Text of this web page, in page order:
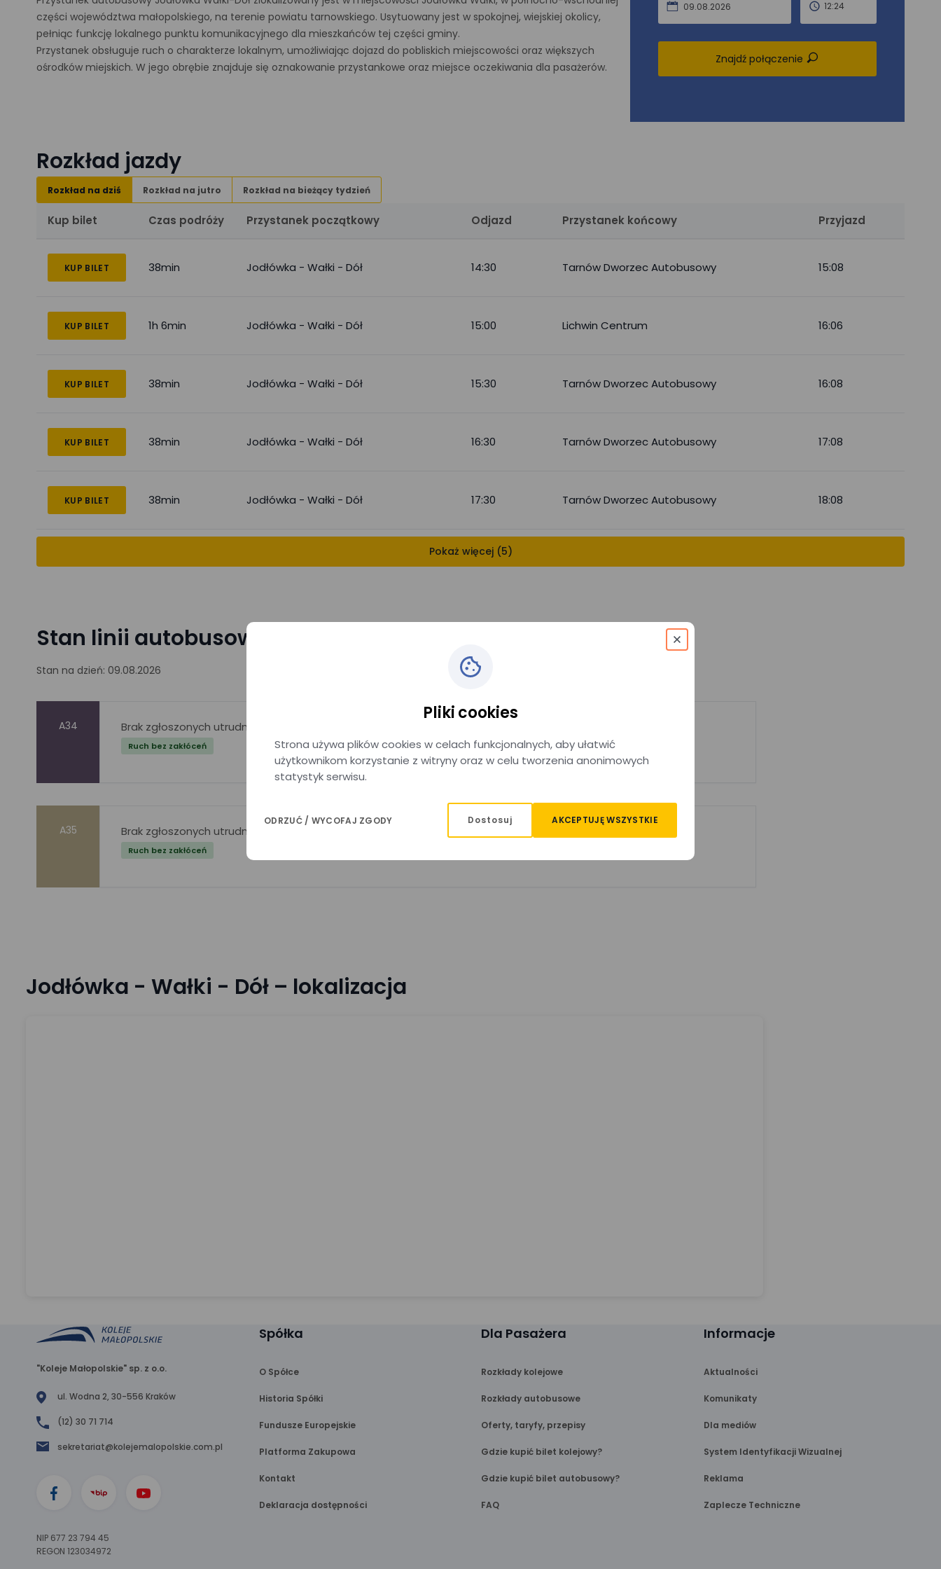
części województwa małopolskiego, na terenie powiatu tarnowskiego. Usytuowany jest w spokojnej, wiejskiej okolicy,
pełniąc funkcję lokalnego punktu komunikacyjnego dla mieszkańców tej części gminy.
Przystanek obsługuje ruch o charakterze lokalnym, umożliwiając dojazd do pobliskich miejscowości oraz większych
ośrodków miejskich. W jego obrębie znajduje się oznakowanie przystankowe oraz miejsce oczekiwania dla pasażerów.
09.08.2026 12:24
Znajdź połączenie
Rozkład jazdy
Rozkład na dziś Rozkład na jutro Rozkład na bieżący tydzień
Kup bilet Czas podróży Przystanek początkowy Odjazd Przystanek końcowy Przyjazd
KUP BILET 38min Jodłówka - Wałki - Dół 14:30 Tarnów Dworzec Autobusowy 15:08
KUP BILET 1h 6min Jodłówka - Wałki - Dół 15:00 Lichwin Centrum 16:06
KUP BILET 38min Jodłówka - Wałki - Dół 15:30 Tarnów Dworzec Autobusowy 16:08
KUP BILET 38min Jodłówka - Wałki - Dół 16:30 Tarnów Dworzec Autobusowy 17:08
KUP BILET 38min Jodłówka - Wałki - Dół 17:30 Tarnów Dworzec Autobusowy 18:08
Pokaż więcej (5)
Stan linii autobusowych
Stan na dzień: 09.08.2026
A34 Brak zgłoszonych utrudnień w ruchu.
Ruch bez zakłóceń
A35 Brak zgłoszonych utrudnień w ruchu.
Ruch bez zakłóceń
Jodłówka - Wałki - Dół – lokalizacja
"Koleje Małopolskie" sp. z o.o.
ul. Wodna 2, 30-556 Kraków
(12) 30 71 714
sekretariat@kolejemalopolskie.com.pl
NIP 677 23 794 45
REGON 123034972
Spółka
O Spółce
Historia Spółki
Fundusze Europejskie
Platforma Zakupowa
Kontakt
Deklaracja dostępności
Dla Pasażera
Rozkłady kolejowe
Rozkłady autobusowe
Oferty, taryfy, przepisy
Gdzie kupić bilet kolejowy?
Gdzie kupić bilet autobusowy?
FAQ
Informacje
Aktualności
Komunikaty
Dla mediów
System Identyfikacji Wizualnej
Reklama
Zaplecze Techniczne
Pliki cookies
Strona używa plików cookies w celach funkcjonalnych, aby ułatwić
użytkownikom korzystanie z witryny oraz w celu tworzenia anonimowych
statystyk serwisu.
ODRZUĆ / WYCOFAJ ZGODY Dostosuj AKCEPTUJĘ WSZYSTKIE